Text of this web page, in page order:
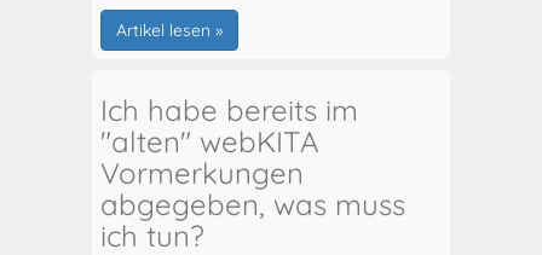
Artikel lesen »
Ich habe bereits im
"alten" webKITA
Vormerkungen
abgegeben, was muss
ich tun?